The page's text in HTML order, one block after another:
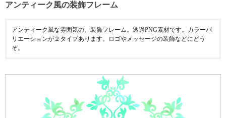
アンティーク風の装飾フレーム
アンティーク風な雰囲気の、装飾フレーム。透過PNG素材です。カラーバ
リエーションが２タイプあります。ロゴやメッセージの装飾などにどう
ぞ。